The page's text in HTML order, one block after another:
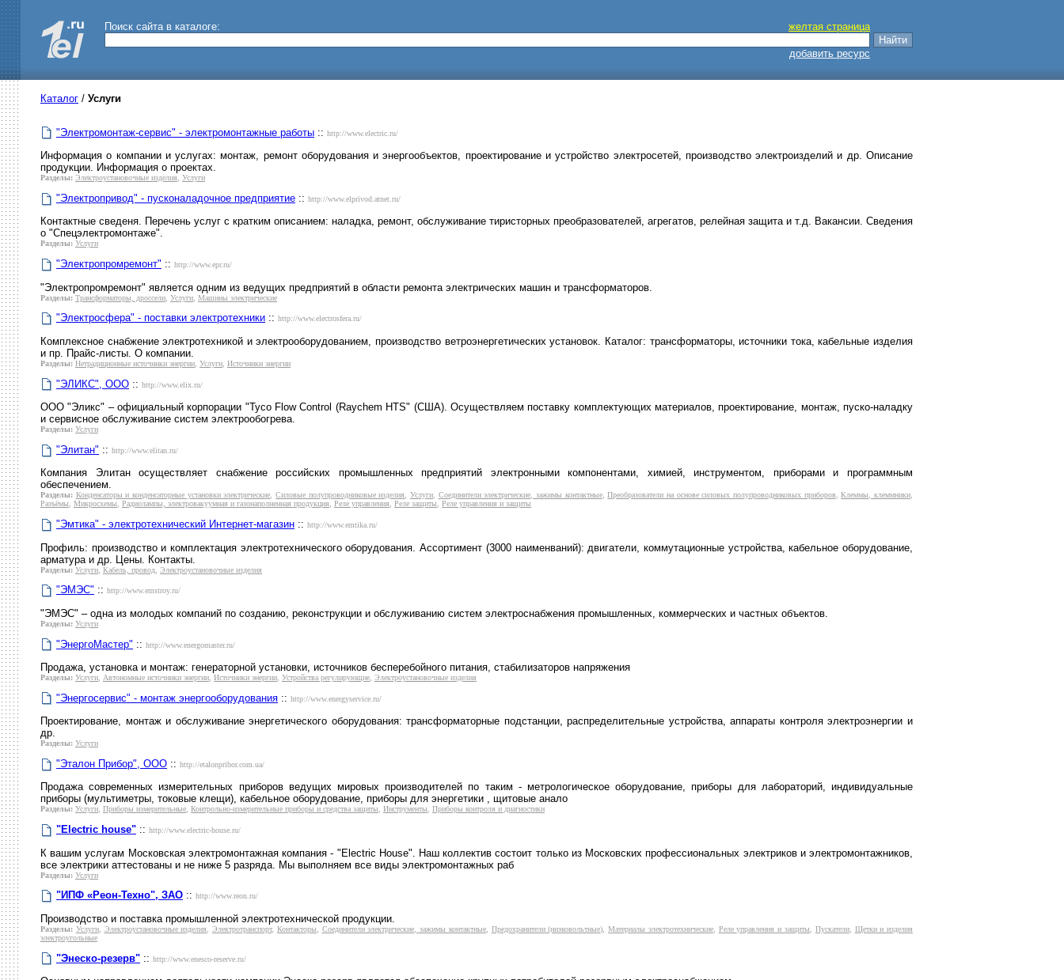
Поиск сайта в каталоге: желтая страница
добавить ресурс
Каталог / Услуги
"Электромонтаж-сервис" - электромонтажные работы :: http://www.electric.ru/
Информация о компании и услугах: монтаж, ремонт оборудования и энергообъектов, проектирование и устройство электросетей, производство электроизделий и др. Описание
продукции. Информация о проектах.
Разделы: Электроустановочные изделия, Услуги
"Электропривод" - пусконаладочное предприятие :: http://www.elprivod.atnet.ru/
Контактные сведеня. Перечень услуг с кратким описанием: наладка, ремонт, обслуживание тиристорных преобразователей, агрегатов, релейная защита и т.д. Вакансии. Сведения
о "Спецэлектромонтаже".
Разделы: Услуги
"Электропромремонт" :: http://www.epr.ru/
"Электропромремонт" является одним из ведущих предприятий в области ремонта электрических машин и трансформаторов.
Разделы: Трансформаторы, дроссели Услуги Машины электрические
"Электросфера" - поставки электротехники :: http://www.electrosfera.ru/
Комплексное снабжение электротехникой и электрооборудованием, производство ветроэнергетических установок. Каталог: трансформаторы, источники тока, кабельные изделия
и пр. Прайс-листы. О компании.
Разделы: Нетрадиционные источники энергии Услуги Источники энергии
"ЭЛИКС", ООО :: http://www.elix.ru/
ООО "Эликс" – официальный корпорации "Tyco Flow Control (Raychem HTS" (США). Осуществляем поставку комплектующих материалов, проектирование, монтаж, пуско-наладку
и сервисное обслуживание систем электрообогрева.
Разделы: Услуги
"Элитан" :: http://www.elitan.ru/
Компания Элитан осуществляет снабжение российских промышленных предприятий электронными компонентами, химией, инструментом, приборами и программным
обеспечением.
Разделы: Конденсаторы и конденсаторные установки электрические,Силовые полупроводниковые изделия,Услуги, Соединители электрические, зажимы контактные,Преобразователи на основе силовых полупроводниковых приборов,Клеммы, клеммники,
Разъёмы, Микросхемы, Радиолампы, электровакуумная и газонаполненная продукция, Реле управления, Реле защиты, Реле управления и защиты
"Эмтика" - электротехнический Интернет-магазин :: http://www.emtika.ru/
Профиль: производство и комплектация электротехнического оборудования. Ассортимент (3000 наименваний): двигатели, коммутационные устройства, кабельное оборудование,
арматура и др. Цены. Контакты.
Разделы: Услуги Кабель, провод Электроустановочные изделия
"ЭМЭС" :: http://www.emstroy.ru/
"ЭМЭС" – одна из молодых компаний по созданию, реконструкции и обслуживанию систем электроснабжения промышленных, коммерческих и частных объектов.
Разделы: Услуги
"ЭнергоМастер" :: http://www.energomaster.ru/
Продажа, установка и монтаж: генераторной установки, источников бесперебойного питания, стабилизаторов напряжения
Разделы: Услуги Автономные источники энергии Источники энергии Устройства регулирующие Электроустановочные изделия
"Энергосервис" - монтаж энергооборудования :: http://www.energyservice.ru/
Проектирование, монтаж и обслуживание энергетического оборудования: трансформаторные подстанции, распределительные устройства, аппараты контроля электроэнергии и
др.
Разделы: Услуги
"Эталон Прибор", ООО :: http://etalonpribor.com.ua/
Продажа современных измерительных приборов ведущих мировых производителей по таким - метрологическое оборудование, приборы для лабораторий, индивидуальные
приборы (мультиметры, токовые клещи), кабельное оборудование, приборы для энергетики , щитовые анало
Разделы: Услуги, Приборы измерительные, Контрольно-измерительные приборы и средства защиты, Инструменты, Приборы контроля и диагностики
"Electric house" :: http://www.electric-house.ru/
К вашим услугам Московская электромонтажная компания - "Electric House". Наш коллектив состоит только из Московских профессиональных электриков и электромонтажников,
все электрики аттестованы и не ниже 5 разряда. Мы выполняем все виды электромонтажных раб
Разделы: Услуги
"ИПФ «Реон-Техно", ЗАО :: http://www.reon.ru/
Производство и поставка промышленной электротехнической продукции.
Разделы: Услуги, Электроустановочные изделия ,Электротранспорт, Контакторы Соединители электрические, зажимы контактные, Предохранители (низковольтные) ,Материалы электротехнические, Реле управления и защиты Пускатели, Щетки и изделия
электроугольные
"Энеско-резерв" :: http://www.enesco-reserve.ru/